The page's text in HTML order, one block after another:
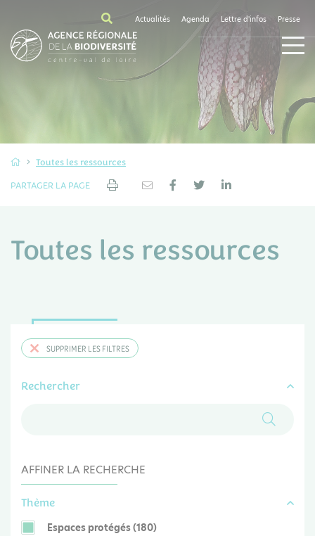
Actualités Agenda Lettre d'infos Presse
Toutes les ressources
PARTAGER LA PAGE
Toutes les ressources
SUPPRIMER LES FILTRES
Rechercher
AFFINER LA RECHERCHE
Thème
Espaces protégés (180)